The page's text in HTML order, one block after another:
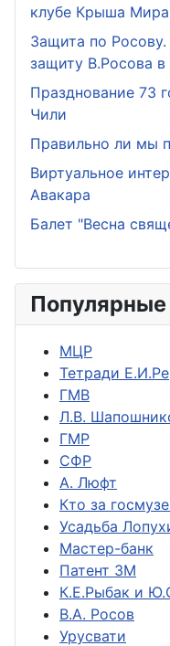
клубе Крыша Мира
Защита по
защиту В.Росова в
Празднование 73
Чили
Правильно ли мы
Виртуальное
Авакара
Балет "Весна
МЦР
Тетради
ГМВ
Л.В.
ГМР
СФР
А. Люфт
Кто за
Усадьба
Мастер-банк
Патент ЗМ
К.Е.Рыбак и
В.А. Росов
Урусвати